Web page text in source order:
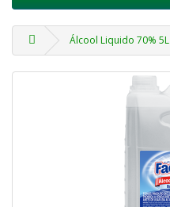
Álcool Liquido 70% 5L